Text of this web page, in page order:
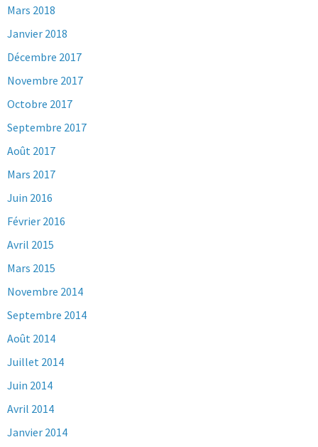
Mars 2018
Janvier 2018
Décembre 2017
Novembre 2017
Octobre 2017
Septembre 2017
Août 2017
Mars 2017
Juin 2016
Février 2016
Avril 2015
Mars 2015
Novembre 2014
Septembre 2014
Août 2014
Juillet 2014
Juin 2014
Avril 2014
Janvier 2014